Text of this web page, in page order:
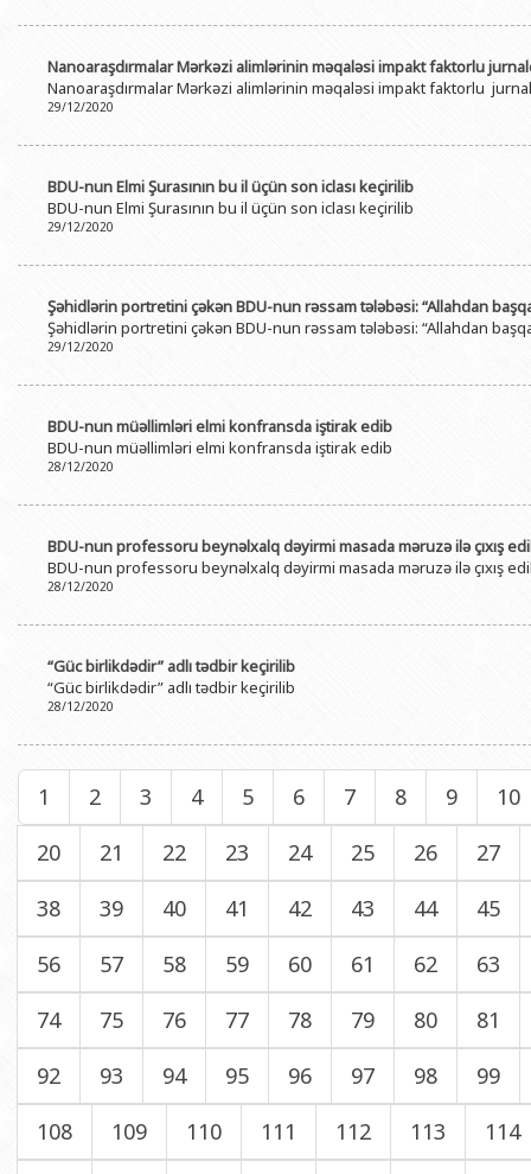
Nanoaraşdırmalar Mərkəzi alimlərinin məqaləsi impakt faktorlu
Nanoaraşdırmalar Mərkəzi alimlərinin məqaləsi impakt faktorlu
29/12/2020
BDU-nun Elmi Şurasının bu il üçün son iclası keçirilib
BDU-nun Elmi Şurasının bu il üçün son iclası keçirilib
29/12/2020
Şəhidlərin portretini çəkən BDU-nun rəssam tələbəsi: “Allahdan
Şəhidlərin portretini çəkən BDU-nun rəssam tələbəsi: “Allahdan
29/12/2020
BDU-nun müəllimləri elmi konfransda iştirak edib
BDU-nun müəllimləri elmi konfransda iştirak edib
28/12/2020
BDU-nun professoru beynəlxalq dəyirmi masada məruzə ilə çıxış
BDU-nun professoru beynəlxalq dəyirmi masada məruzə ilə çıxış
28/12/2020
“Güc birlikdədir” adlı tədbir keçirilib
“Güc birlikdədir” adlı tədbir keçirilib
28/12/2020
1 2 3 4 5 6 7 8 9
10
20
21 22 23 24 25 26
27
38
39 40 41 42 43 44
45
56
57 58 59 60 61 62
63
74
75 76 77 78 79 80
81
92
93 94 95 96 97 98
99
108
109 110 111 112 113
114